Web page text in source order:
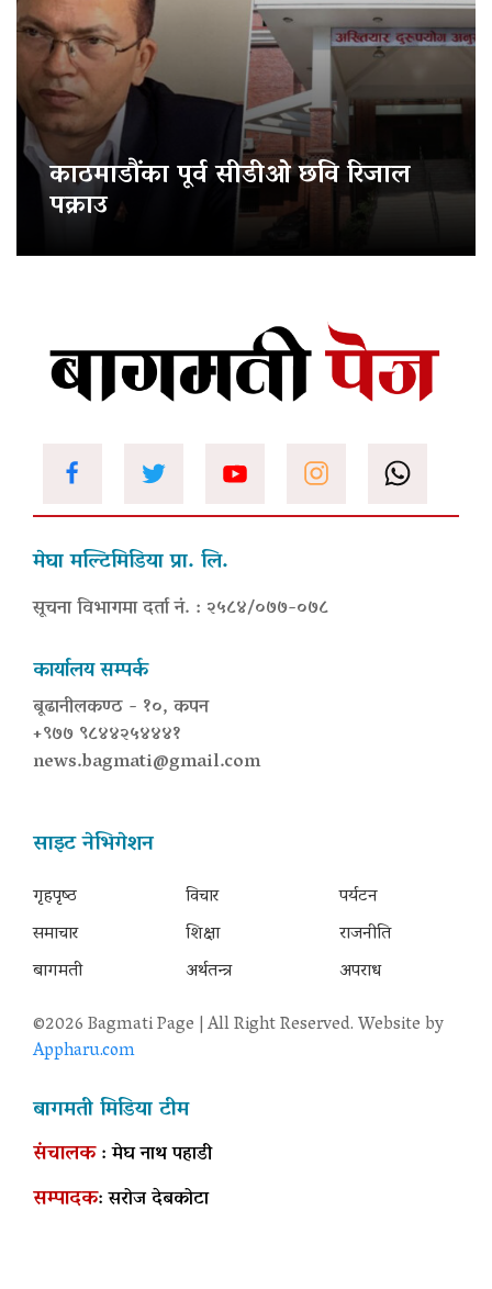
काठमाडौंका पूर्व सीडीओ छवि रिजाल
पक्राउ
मेघा मल्टिमिडिया प्रा. लि.
सूचना विभागमा दर्ता नं. : २५८४/०७७-०७८
कार्यालय सम्पर्क
बूढानीलकण्ठ - १०, कपन
+९७७ ९८४४२५४४४१
news.bagmati@gmail.com
साइट नेभिगेशन
गृहपृष्‍ठ
समाचार
बागमती
विचार
शिक्षा
अर्थतन्त्र
पर्यटन
राजनीति
अपराध
©2026 Bagmati Page | All Right Reserved. Website by
Appharu.com
बागमती मिडिया टीम
संचालक: मेघ नाथ पहाडी
सम्पादक: सरोज देबकोटा